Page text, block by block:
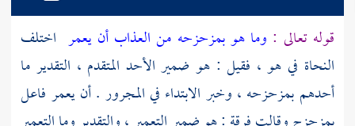
قوله تعالى : وما هو بمزحزحه من العذاب أن يعمر اختلف
النحاة في هو ، فقيل : هو ضمير الأحد المتقدم ، التقدير ما
أحدهم بمزحزحه ، وخبر الابتداء في المجرور . أن يعمر فاعل